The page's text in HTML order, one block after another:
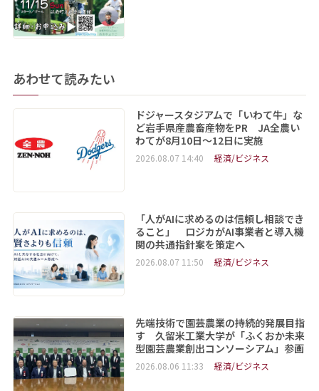
あわせて読みたい
ドジャースタジアムで「いわて牛」な
ど岩手県産農畜産物をPR JA全農い
わてが8月10日～12日に実施
2026.08.07 14:40 経済/ビジネス
「人がAIに求めるのは信頼し相談でき
ること」 ロジカがAI事業者と導入機
関の共通指針案を策定へ
2026.08.07 11:50 経済/ビジネス
先端技術で園芸農業の持続的発展目指
す 久留米工業大学が「ふくおか未来
型園芸農業創出コンソーシアム」参画
2026.08.06 11:33 経済/ビジネス